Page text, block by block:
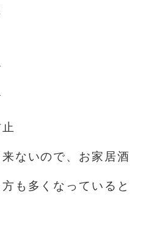
ないので、お家居酒
も多くなっていると